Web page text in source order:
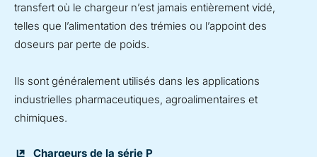
transfert où le chargeur n’est jamais entièrement vidé,
telles que l’alimentation des trémies ou l’appoint des
doseurs par perte de poids.
Ils sont généralement utilisés dans les applications
industrielles pharmaceutiques, agroalimentaires et
chimiques.
Chargeurs de la série P